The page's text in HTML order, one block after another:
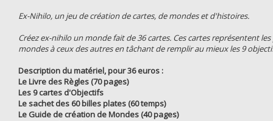
Ex-Nihilo, un jeu de création de cartes, de mondes et d'histoires.
Créez ex-nihilo un monde fait de 36 cartes. Ces cartes représentent
mondes à ceux des autres en tâchant de remplir au mieux les 9
Description du matériel, pour 36 euros :
Le Livre des Règles (70 pages)
Les 9 cartes d'Objectifs
Le sachet des 60 billes plates (60 temps)
Le Guide de création de Mondes (40 pages)